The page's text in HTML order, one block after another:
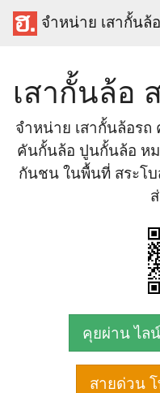
จำหน่าย เสากั้นล้
เสากั้นล้อ
จำหน่าย เสากั้นล้อร
คันกั้นล้อ ปูนกั้นล้อ ห
กันชน ในพื้นที่ สระโ
คุยผ่าน ไล
สายด่วน